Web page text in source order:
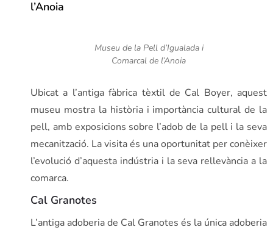
l’Anoia
Museu de la Pell d’Igualada i
Comarcal de l’Anoia
Ubicat a l’antiga fàbrica tèxtil de Cal Boyer, aquest
museu mostra la història i importància cultural de la
pell, amb exposicions sobre l’adob de la pell i la seva
mecanització. La visita és una oportunitat per conèixer
l’evolució d’aquesta indústria i la seva rellevància a la
comarca.
Cal Granotes
L’antiga adoberia de Cal Granotes és la única adoberia